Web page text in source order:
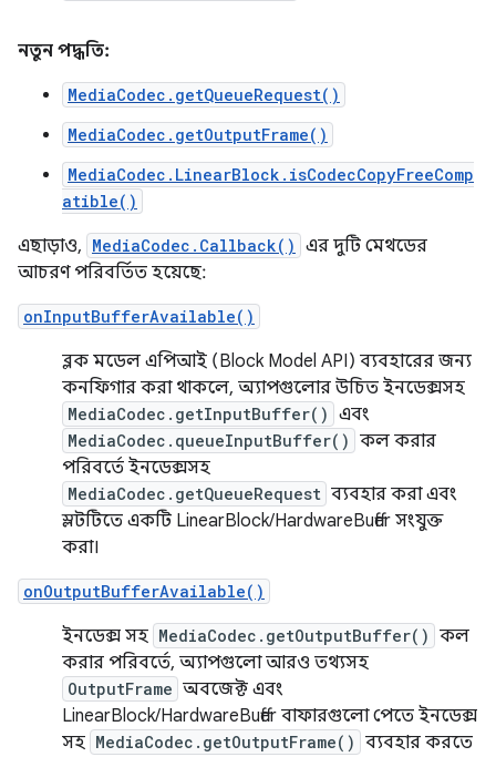
নতুন পদ্ধতি:
MediaCodec.getQueueRequest()
MediaCodec.getOutputFrame()
MediaCodec.LinearBlock.isCodecCopyFreeComp
atible()
এছাড়াও, MediaCodec.Callback() এর দুটি মেথডের
আচরণ পরিবর্তিত হয়েছে:
onInputBufferAvailable()
ব্লক মডেল এপিআই (Block Model API) ব্যবহারের জন্য
কনফিগার করা থাকলে, অ্যাপগুলোর উচিত ইনডেক্সসহ
MediaCodec.getInputBuffer() এবং
MediaCodec.queueInputBuffer() কল করার
পরিবর্তে ইনডেক্সসহ
MediaCodec.getQueueRequest ব্যবহার করা এবং
স্লটটিতে একটি LinearBlock/HardwareBuffer সংযুক্ত
করা।
onOutputBufferAvailable()
ইনডেক্স সহ MediaCodec.getOutputBuffer() কল
করার পরিবর্তে, অ্যাপগুলো আরও তথ্যসহ
OutputFrame অবজেক্ট এবং
LinearBlock/HardwareBuffer বাফারগুলো পেতে ইনডেক্স
সহ MediaCodec.getOutputFrame() ব্যবহার করতে